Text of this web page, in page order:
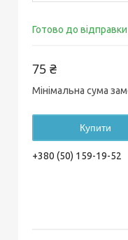
Готово до відправки
75 ₴
Мінімальна сума
Купити
+380 (50) 159-19-52